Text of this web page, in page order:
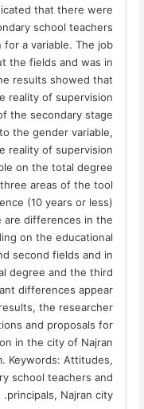
that there were
school teachers
a variable. The job
the fields and was in
results showed that
reality of supervision
the secondary stage
the gender variable,
reality of supervision
on the total degree
areas of the tool
(10 years or less)
are differences in the
on the educational
second fields and in
degree and the third
differences appear
the researcher
and proposals for
in the city of Najran
Keywords: Attitudes,
school teachers and
principals, Najran city.